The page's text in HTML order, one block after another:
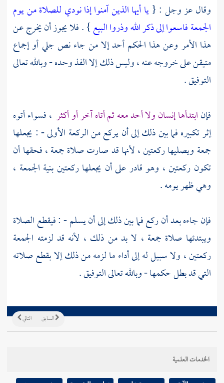
وقال عز وجل : {يا أيها الذين آمنوا إذا نودي للصلاة من يوم
الجمعة فاسعوا إلى ذكر الله وذروا البيع} . فلا يجوز أن يخرج عن
هذا الأمر وعن هذا الحكم أحد إلا من جاء نص جلي أو إجماع
متيقن على خروجه عنه ، وليس ذلك إلا الفذ وحده - وبالله تعالى
التوفيق .
فإنابتدأها إنسان ولا أحد معه ثم أتاه آخر أو أكثر ، فسواء أتوه
إثر تكبيره فما بين ذلك إلى أن يركع من الركعة الأولى - : يجعلها
جمعة ويصليها ركعتين ، لأنها قد صارت صلاة جمعة ، فحقها أن
تكون ركعتين ، وهو قادر على أن يجعلها ركعتين بنية الجمعة ،
وهي ظهر يومه .
فإن جاءه بعد أن ركع فما بين ذلك إلى أن يسلم - : فيقطع الصلاة
ويبتدئها صلاة جمعة ، لا بد من ذلك ، لأنه قد لزمته الجمعة
ركعتين ، ولا سبيل له إلى أداء ما لزمه من ذلك إلا بقطع صلاته
التي قد بطل حكمها - وبالله تعالى التوفيق .
التالي السابق
الخدمات العلمية